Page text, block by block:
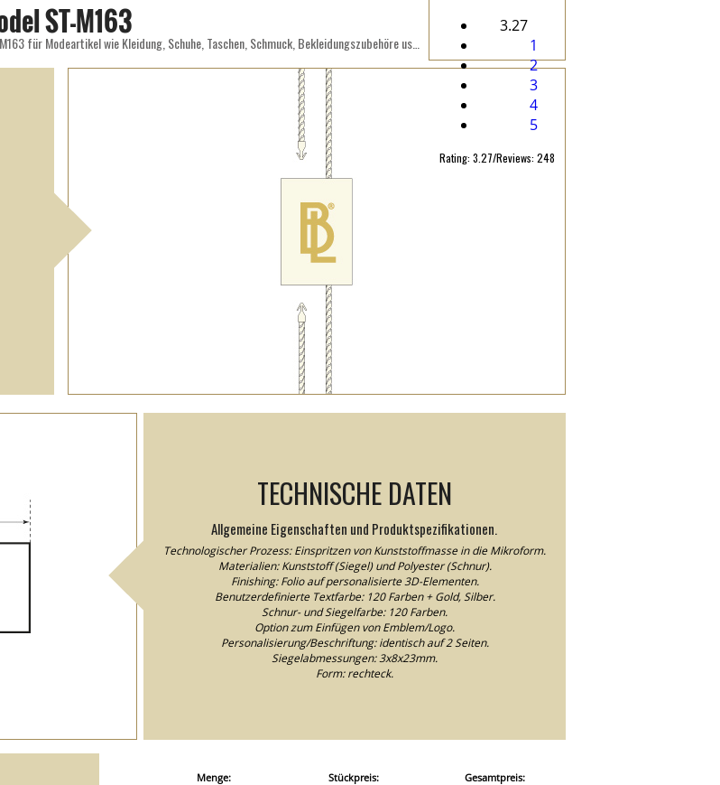
ST-M163
3.27
1
2
3
4
5
Rating: 3.27/Reviews: 248
TECHNISCHE DATEN
Allgemeine Eigenschaften und Produktspezifikationen.
Technologischer Prozess: Einspritzen von Kunststoffmasse in die Mikroform.
Materialien: Kunststoff (Siegel) und Polyester (Schnur).
Finishing: Folio auf personalisierte 3D-Elementen.
Benutzerdefinierte Textfarbe: 120 Farben + Gold, Silber.
Schnur- und Siegelfarbe: 120 Farben.
Option zum Einfügen von Emblem/Logo.
Personalisierung/Beschriftung: identisch auf 2 Seiten.
Siegelabmessungen: 3x8x23mm.
Form: rechteck.
Menge: Stückpreis:
Gesamtpreis: